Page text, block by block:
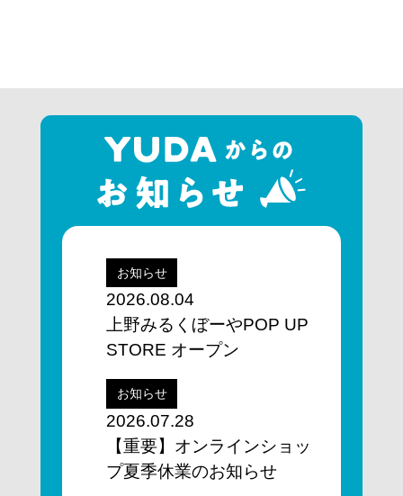
お知らせ
2026.08.04
上野みるくぼーやPOP UP
STORE オープン
お知らせ
2026.07.28
【重要】オンラインショッ
プ夏季休業のお知らせ